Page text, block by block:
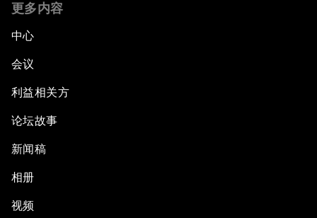
更多内容
中心
会议
利益相关方
论坛故事
新闻稿
相册
视频